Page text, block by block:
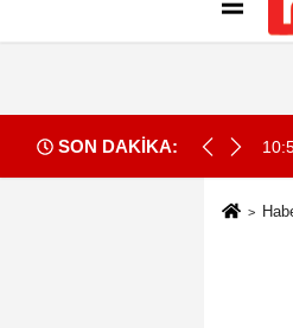
SON DAKİKA:
mektubu